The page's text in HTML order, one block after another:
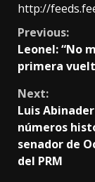
http://
Continue
Reading
Previous:
Leonel: “No
primera
Next:
Luis
números
senador de
del PRM